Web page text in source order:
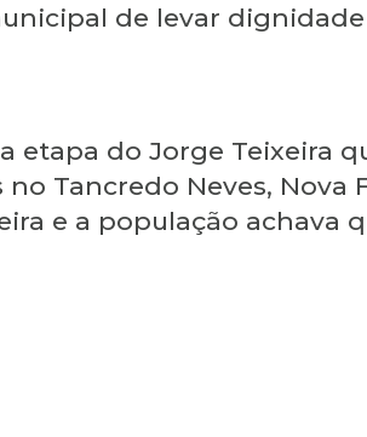
de levar
etapa do Jorge Teixeira
Tancredo Neves, Nova
e a população achava